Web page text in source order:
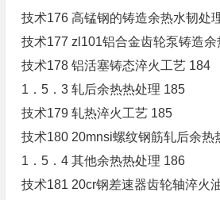
技术176 高锰钢的铸造余热水韧处
技术177 zl101铝合金齿轮泵铸造余
技术178 铝活塞铸态淬火工艺 184
1．5．3 轧后余热热处理 185
技术179 轧热淬火工艺 185
技术180 20mnsi螺纹钢筋轧后余热
1．5．4 其他余热热处理 186
技术181 20cr钢差速器齿轮轴淬火